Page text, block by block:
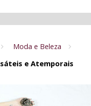
Moda e Beleza
e Atemporais